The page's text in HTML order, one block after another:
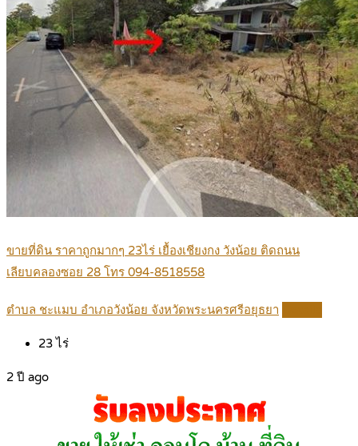
ขายที่ดิน ราคาถูกมากๆ 23ไร่ เยื้องเชียงกง วังน้อย ติดถนน
เลียบคลองซอย 28 โทร 094-8518558
ตำบล ชะแมบ อำเภอวังน้อย จังหวัดพระนครศรีอยุธยา
23ไร่
2 ปี ago